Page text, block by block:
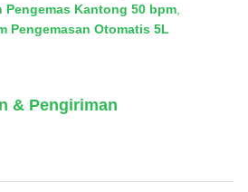
Pengemas Kantong 50 bpm
Pengemasan Otomatis 5L
& Pengiriman